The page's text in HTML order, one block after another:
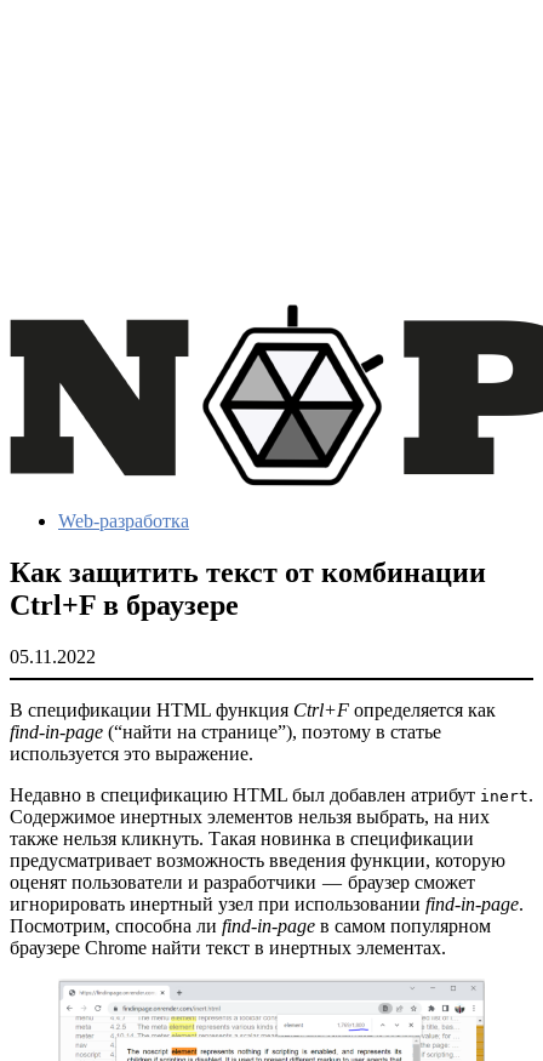
Web-разработка
Как защитить текст от комбинации
Ctrl+F в браузере
05.11.2022
В спецификации HTML функция Ctrl+F определяется как
find-in-page (“найти на странице”), поэтому в статье
используется это выражение.
Недавно в спецификацию HTML был добавлен атрибут inert.
Содержимое инертных элементов нельзя выбрать, на них
также нельзя кликнуть. Такая новинка в спецификации
предусматривает возможность введения функции, которую
оценят пользователи и разработчики — браузер сможет
игнорировать инертный узел при использовании find-in-page.
Посмотрим, способна ли find-in-page в самом популярном
браузере Chrome найти текст в инертных элементах.